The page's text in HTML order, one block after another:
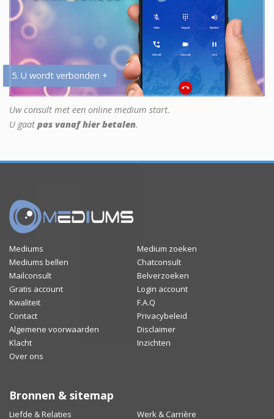
5. U wordt verbonden +
Uw consult met een online medium start.
U gaat pas vanaf hier betalen.
Mediums
Medium zoeken
Mediums bellen
Chatconsult
Mailconsult
Belverzoeken
Gratis account
Login account
Kwaliteit
F.A.Q
Contact
Privacybeleid
Algemene voorwaarden
Disclaimer
Klacht
Inzichten
Over ons
Bronnen & sitemap
Liefde & Relaties Werk & Carrière